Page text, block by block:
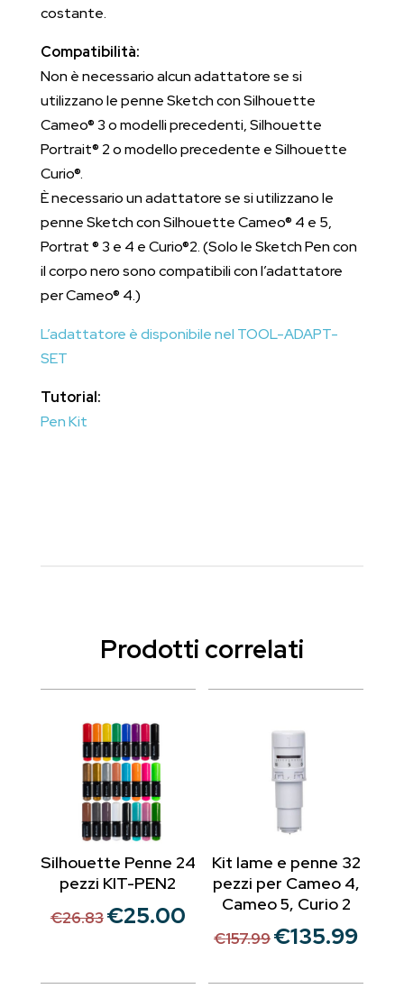
costante.
Compatibilità:
Non è necessario alcun adattatore se si
utilizzano le penne Sketch con Silhouette
Cameo® 3 o modelli precedenti, Silhouette
Portrait® 2 o modello precedente e Silhouette
Curio®.
È necessario un adattatore se si utilizzano le
penne Sketch con Silhouette Cameo® 4 e 5,
Portrat ® 3 e 4 e Curio®2. (Solo le Sketch Pen con
il corpo nero sono compatibili con l’adattatore
per Cameo® 4.)
L’adattatore è disponibile nel TOOL-ADAPT-
SET
Tutorial:
Pen Kit
Prodotti correlati
Silhouette Penne 24
pezzi KIT-PEN2
€26.83 Il
era:
€25.00Il
prezzo
è:
Kit lame e penne 32
pezzi per Cameo 4,
Cameo 5, Curio 2
€157.99 Il
originale
€135.99Il